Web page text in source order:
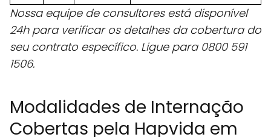
Nossa equipe de consultores está disponível
24h para verificar os detalhes da cobertura do
seu contrato específico. Ligue para 0800 591
1506.
Modalidades de Internação
Cobertas pela Hapvida em